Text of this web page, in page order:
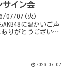
サイン会
07/07(火)
に温かいご声
りがとうございま
2026.07.07